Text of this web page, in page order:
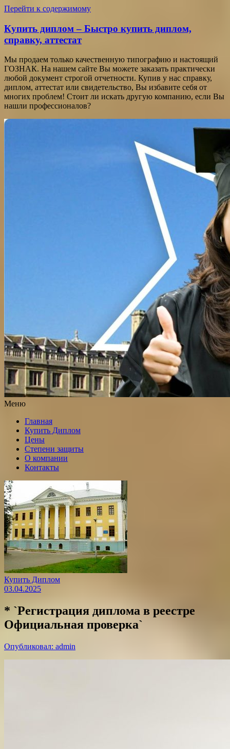
Перейти к содержимому
Купить диплом – Быстро купить диплом,
справку, аттестат
Мы продаем только качественную типографию и настоящий
ГОЗНАК. На нашем сайте Вы можете заказать практически
любой документ строгой отчетности. Купив у нас справку,
диплом, аттестат или свидетельство, Вы избавите себя от
многих проблем! Стоит ли искать другую компанию, если Вы
нашли профессионалов?
Меню
Главная
Купить Диплом
Цены
Степени защиты
О компании
Контакты
Купить Диплом
03.04.2025
* `Регистрация диплома в реестре
Официальная проверка`
Опубликовал: admin